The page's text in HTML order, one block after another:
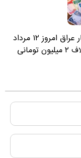
قیمت دینار عراق امروز ۱۲ مرداد
۱۴۰۵؛ اختلاف ۲ میلیون تومانی